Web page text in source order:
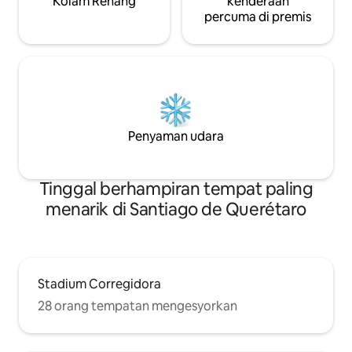
percuma di premis
Penyaman udara
Tinggal berhampiran tempat paling
menarik di Santiago de Querétaro
Stadium Corregidora
28 orang tempatan mengesyorkan